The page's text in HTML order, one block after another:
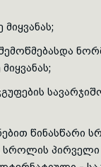
წინასწარი
სროლის